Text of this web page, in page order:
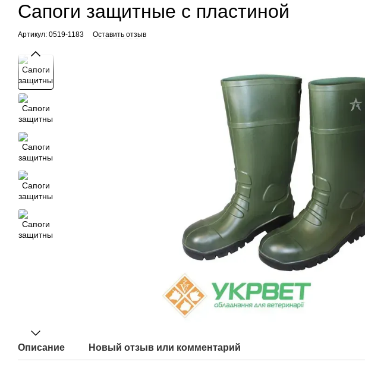
Сапоги защитные с пластиной
Артикул: 0519-1183 Оставить отзыв
Описание Новый отзыв или комментарий